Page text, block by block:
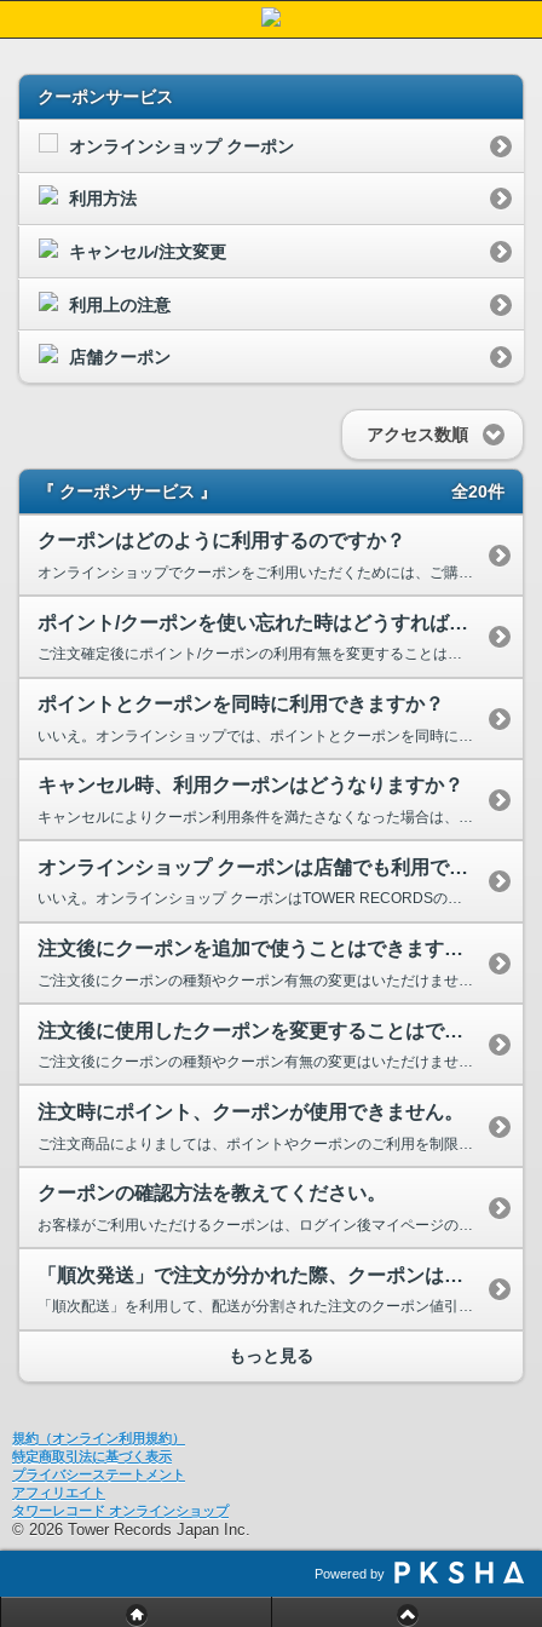
クーポンサービス
オンラインショップ クーポン
利用方法
キャンセル/注文変更
利用上の注意
店舗クーポン
アクセス数順
『 クーポンサービス 』 全20件
クーポンはどのように利用するのですか？
オンラインショップでクーポンをご利用いただくためには、ご購入手続き中の「クーポン・...
ポイント/クーポンを使い忘れた時はどうすればよいですか？
ご注文確定後にポイント/クーポンの利用有無を変更することはできません。 ポイント利用をク...
ポイントとクーポンを同時に利用できますか？
キャンセル時、利用クーポンはどうなりますか？
キャンセルによりクーポン利用条件を満たさなくなった場合は、ご注文からクーポンが外れます。 ...
オンラインショップ クーポンは店舗でも利用できますか？
いいえ。オンラインショップ クーポンはTOWER RECORDSの店舗ではご利用いただけません...
注文後にクーポンを追加で使うことはできますか？
ご注文後にクーポンの種類やクーポン有無の変更はいただけません。 ご変更をご希望の際は、マイペ...
注文後に使用したクーポンを変更することはできますか？
ご注文後にクーポンの種類やクーポン有無の変更はいただけません。 ご変更をご希望の際は、マイペ...
注文時にポイント、クーポンが使用できません。
クーポンの確認方法を教えてください。
お客様がご利用いただけるクーポンは、ログイン後マイページの「クーポン」で確認できま...
「順次発送」で注文が分かれた際、クーポンはどうなりますか？
「順次配送」を利用して、配送が分割された注文のクーポン値引きは、お客様がご注文いただいた商品価...
もっと見る
規約（オンライン利用規約）
特定商取引法に基づく表示
プライバシーステートメント
アフィリエイト
タワーレコード オンラインショップ
© 2026 Tower Records Japan Inc.
Powered by